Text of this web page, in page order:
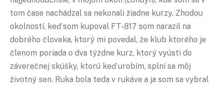
tom čase nachádzal sa nekonali žiadne kurzy. Zhodou
okolností, keď som kupoval FT-817 som narazil na
dobrého človeka, ktorý mi povedal, že klub ktorého je
členom poriada o dva týždne kurz, ktorý vyústi do
záverečnej skúšky, ktorú keď urobím, splní sa môj
životný sen. Ruka bola teda v rukáve a ja som sa vybral